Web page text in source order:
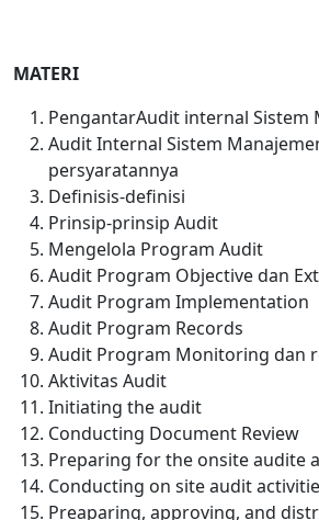
MATERI
PengantarAudit internal Sistem
Audit Internal Sistem
persyaratannya
Definisis-definisi
Prinsip-prinsip Audit
Mengelola Program Audit
Audit Program Objective dan
Audit Program Implementation
Audit Program Records
Audit Program Monitoring dan
Aktivitas Audit
Initiating the audit
Conducting Document Review
Preparing for the onsite audite
Conducting on site audit
Preaparing, approving, and